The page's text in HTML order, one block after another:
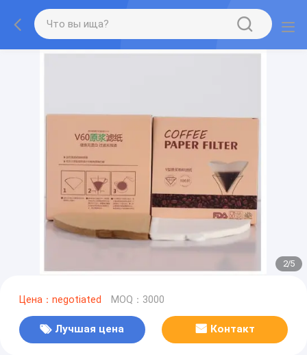
2/5
Цена：negotiated MOQ：3000
Лучшая цена Контакт